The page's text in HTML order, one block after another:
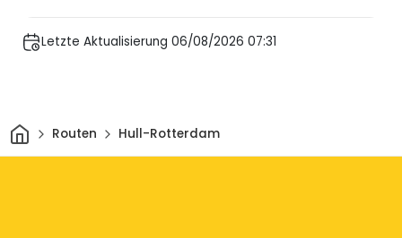
Letzte Aktualisierung 06/08/2026 07:31
HeimRouten Hull-Rotterdam